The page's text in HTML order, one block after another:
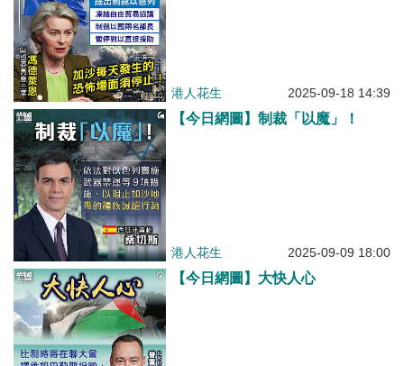
港人花生 2025-09-18 14:39
【今日網圖】制裁「以魔」！
港人花生 2025-09-09 18:00
【今日網圖】大快人心